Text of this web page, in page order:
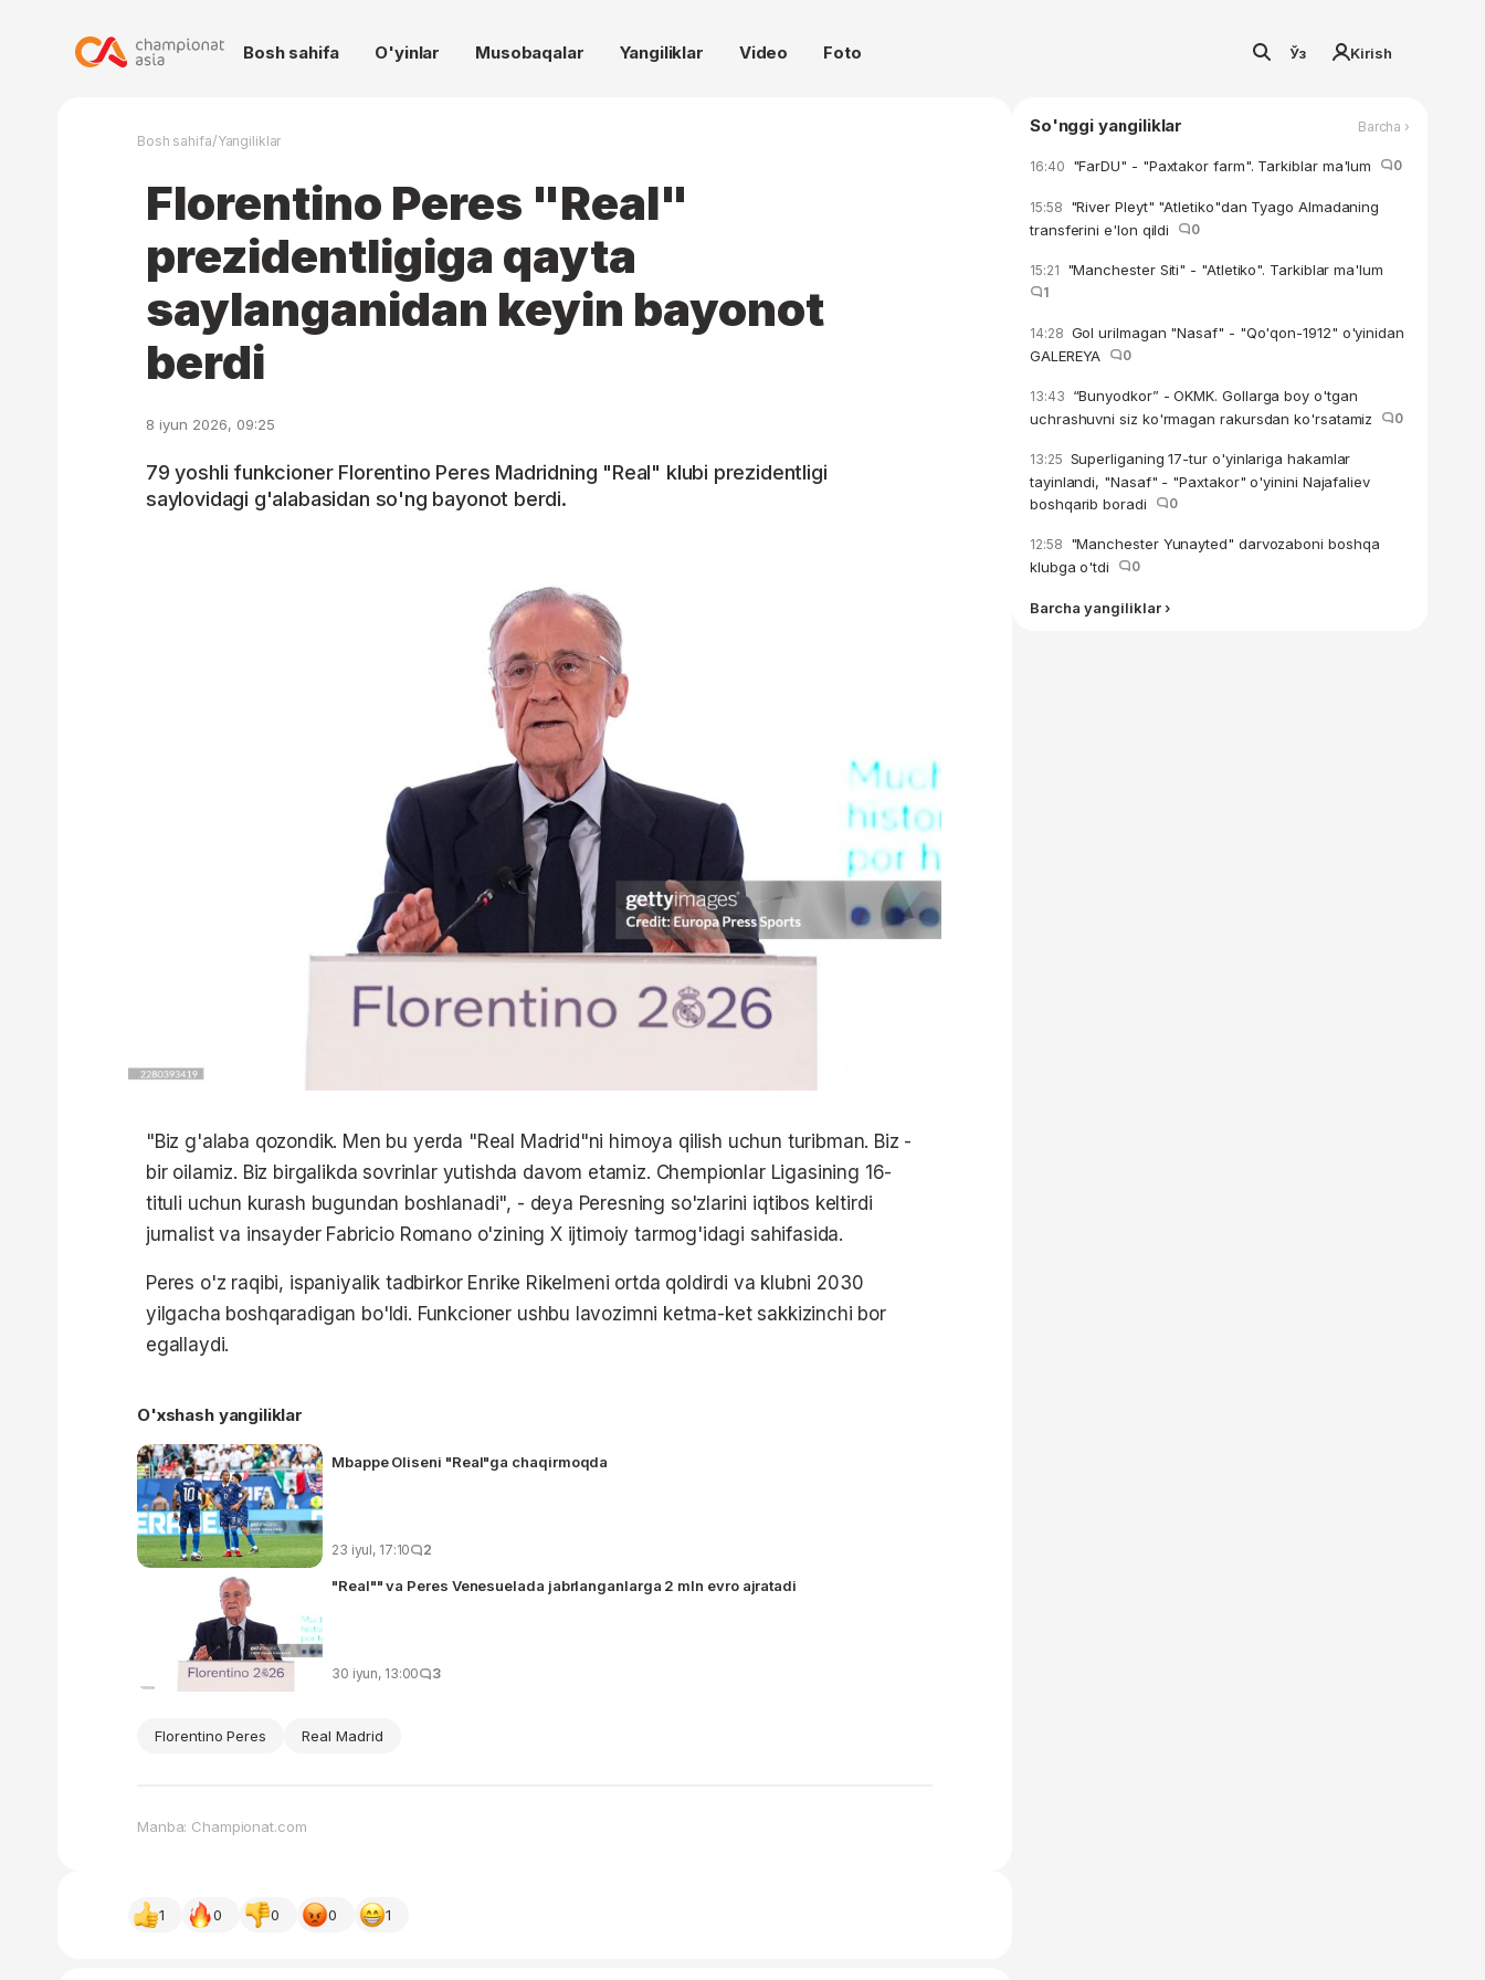
Bosh sahifa O'yinlar Musobaqalar Yangiliklar Video Foto Ўз Kirish
Bosh sahifa/Yangiliklar
Florentino Peres "Real"
prezidentligiga qayta
saylanganidan keyin bayonot
berdi
8 iyun 2026, 09:25
79 yoshli funkcioner Florentino Peres Madridning "Real" klubi prezidentligi
saylovidagi g'alabasidan so'ng bayonot berdi.
"Biz g'alaba qozondik. Men bu yerda "Real Madrid"ni himoya qilish uchun turibman. Biz -
bir oilamiz. Biz birgalikda sovrinlar yutishda davom etamiz. Chempionlar Ligasining 16-
tituli uchun kurash bugundan boshlanadi", - deya Peresning so'zlarini iqtibos keltirdi
jurnalist va insayder Fabricio Romano o'zining X ijtimoiy tarmog'idagi sahifasida.
Peres o'z raqibi, ispaniyalik tadbirkor Enrike Rikelmeni ortda qoldirdi va klubni 2030
yilgacha boshqaradigan bo'ldi. Funkcioner ushbu lavozimni ketma-ket sakkizinchi bor
egallaydi.
O'xshash yangiliklar
Mbappe Oliseni "Real"ga chaqirmoqda
23 iyul, 17:10 2
"Real"" va Peres Venesuelada jabrlanganlarga 2 mln evro ajratadi
30 iyun, 13:00 3
Florentino Peres Real Madrid
Manba: Championat.com
1 0 0 0 1
So'nggi yangiliklar Barcha ›
16:40 "FarDU" - "Paxtakor farm". Tarkiblar ma'lum 0
15:58 "River Pleyt" "Atletiko"dan Tyago Almadaning
transferini e'lon qildi
0
15:21 "Manchester Siti" - "Atletiko". Tarkiblar ma'lum
1
14:28 Gol urilmagan "Nasaf" - "Qo'qon-1912" o'yinidan
GALEREYA
0
13:43 “Bunyodkor” - OKMK. Gollarga boy o'tgan
uchrashuvni siz ko'rmagan rakursdan ko'rsatamiz
0
13:25 Superliganing 17-tur o'yinlariga hakamlar
tayinlandi, "Nasaf" - "Paxtakor" o'yinini Najafaliev
boshqarib boradi
0
12:58 "Manchester Yunayted" darvozaboni boshqa
klubga o'tdi
0
Barcha yangiliklar ›